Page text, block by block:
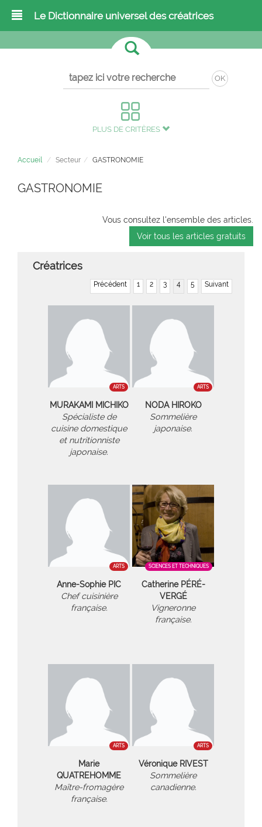
Le Dictionnaire universel des créatrices
OK
PLUS DE CRITÈRES
Accueil Secteur GASTRONOMIE
GASTRONOMIE
Vous consultez l'ensemble des articles.
Voir tous les articles gratuits
Créatrices
Précédent 1 2 3 4 5 Suivant
ARTS
MURAKAMI MICHIKO
Spécialiste de
cuisine domestique
et nutritionniste
japonaise.
ARTS
NODA HIROKO
Sommelière
japonaise.
ARTS
Anne-Sophie PIC
Chef cuisinière
française.
SCIENCES ET TECHNIQUES
Catherine PÉRÉ-
VERGÉ
Vigneronne
française.
ARTS
Marie
QUATREHOMME
Maître-fromagère
française.
ARTS
Véronique RIVEST
Sommelière
canadienne.